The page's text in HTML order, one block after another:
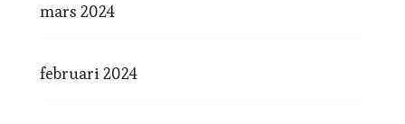
mars 2024
februari 2024